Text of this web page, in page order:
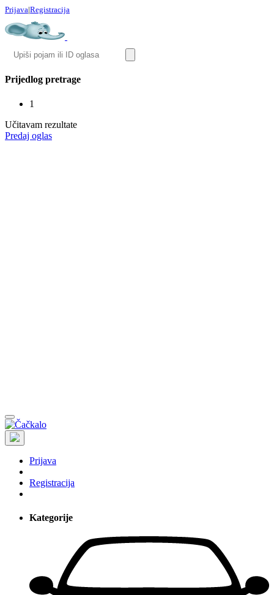
Prijava|Registracija
Prijedlog pretrage
1
Učitavam rezultate
Predaj oglas
Prijava
Registracija
Kategorije